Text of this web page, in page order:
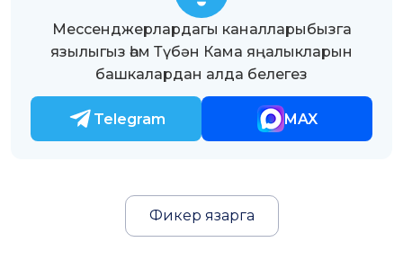
Мессенджерлардагы каналларыбызга
язылыгыз һәм Түбән Кама яңалыкларын
башкалардан алда белегез
Telegram MAX
Фикер язарга